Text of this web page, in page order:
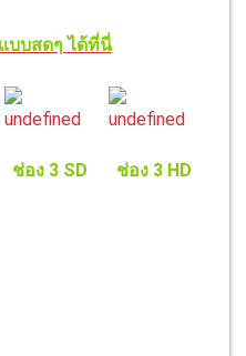
บบสดๆ ได้ที่นี่
ช่อง 3 SD ช่อง 3 HD